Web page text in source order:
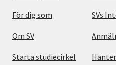
För dig som
Om SV
Starta studiecirkel
SVs